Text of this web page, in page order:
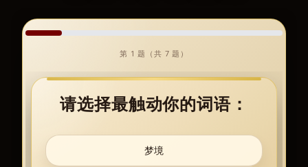
第 1 题（共 7 题）
请选择最触动你的词语：
梦境